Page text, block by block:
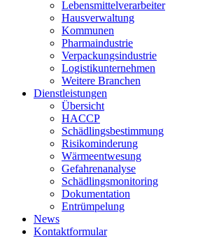
Lebensmittelverarbeiter
Hausverwaltung
Kommunen
Pharmaindustrie
Verpackungsindustrie
Logistikunternehmen
Weitere Branchen
Dienstleistungen
Übersicht
HACCP
Schädlingsbestimmung
Risikominderung
Wärmeentwesung
Gefahrenanalyse
Schädlingsmonitoring
Dokumentation
Entrümpelung
News
Kontaktformular